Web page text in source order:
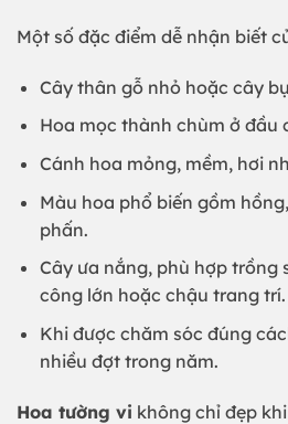
Một số đặc điểm dễ nhận biết
Cây thân gỗ nhỏ hoặc cây
Hoa mọc thành chùm ở đầu
Cánh hoa mỏng, mềm, hơi
Màu hoa phổ biến gồm
phấn.
Cây ưa nắng, phù hợp trồng
công lớn hoặc chậu trang trí.
Khi được chăm sóc đúng
nhiều đợt trong năm.
Hoa tường vi không chỉ đẹp